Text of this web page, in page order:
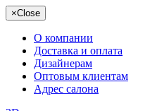
×Close
О компании
Доставка и оплата
Дизайнерам
Оптовым клиентам
Адрес салона